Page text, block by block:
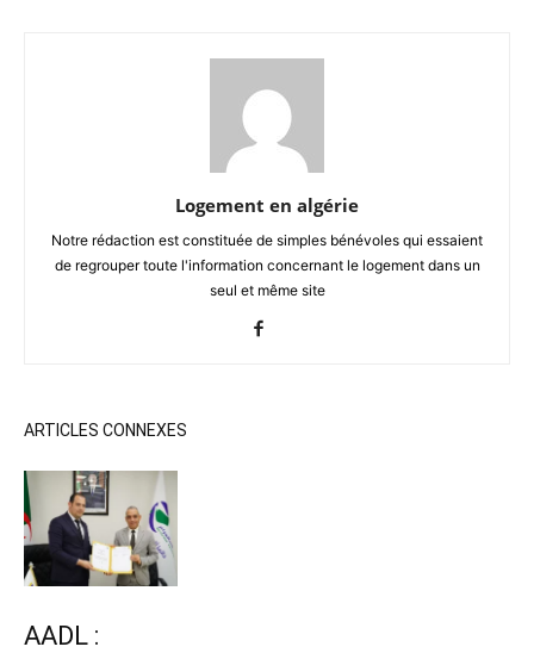
Logement en algérie
Notre rédaction est constituée de simples bénévoles qui essaient
de regrouper toute l'information concernant le logement dans un
seul et même site
ARTICLES CONNEXES
AADL :